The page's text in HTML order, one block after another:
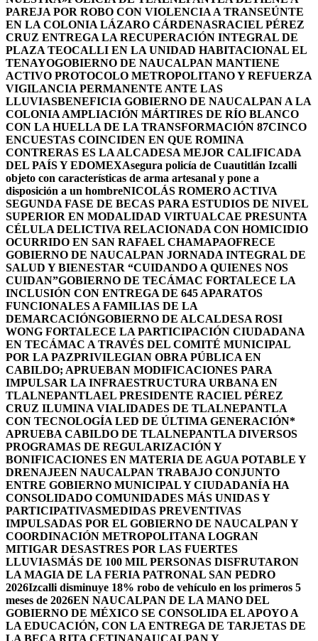
PAREJA POR ROBO CON VIOLENCIA A TRANSEÚNTE
EN LA COLONIA LÁZARO CÁRDENASRACIEL PÉREZ
CRUZ ENTREGA LA RECUPERACIÓN INTEGRAL DE
PLAZA TEOCALLI EN LA UNIDAD HABITACIONAL EL
TENAYOGOBIERNO DE NAUCALPAN MANTIENE
ACTIVO PROTOCOLO METROPOLITANO Y REFUERZA
VIGILANCIA PERMANENTE ANTE LAS
LLUVIASBENEFICIA GOBIERNO DE NAUCALPAN A LA
COLONIA AMPLIACIÓN MÁRTIRES DE RÍO BLANCO
CON LA HUELLA DE LA TRANSFORMACIÓN 87CINCO
ENCUESTAS COINCIDEN EN QUE ROMINA
CONTRERAS ES LA ALCADESA MEJOR CALIFICADA
DEL PAÍS Y EDOMEXAsegura policía de Cuautitlán Izcalli
objeto con características de arma artesanal y pone a
disposición a un hombreNICOLÁS ROMERO ACTIVA
SEGUNDA FASE DE BECAS PARA ESTUDIOS DE NIVEL
SUPERIOR EN MODALIDAD VIRTUALCAE PRESUNTA
CÉLULA DELICTIVA RELACIONADA CON HOMICIDIO
OCURRIDO EN SAN RAFAEL CHAMAPAOFRECE
GOBIERNO DE NAUCALPAN JORNADA INTEGRAL DE
SALUD Y BIENESTAR “CUIDANDO A QUIENES NOS
CUIDAN”GOBIERNO DE TECÁMAC FORTALECE LA
INCLUSIÓN CON ENTREGA DE 645 APARATOS
FUNCIONALES A FAMILIAS DE LA
DEMARCACIÓNGOBIERNO DE ALCALDESA ROSI
WONG FORTALECE LA PARTICIPACIÓN CIUDADANA
EN TECÁMAC A TRAVÉS DEL COMITÉ MUNICIPAL
POR LA PAZPRIVILEGIAN OBRA PÚBLICA EN
CABILDO; APRUEBAN MODIFICACIONES PARA
IMPULSAR LA INFRAESTRUCTURA URBANA EN
TLALNEPANTLAEL PRESIDENTE RACIEL PÉREZ
CRUZ ILUMINA VIALIDADES DE TLALNEPANTLA
CON TECNOLOGÍA LED DE ÚLTIMA GENERACIÓN*
APRUEBA CABILDO DE TLALNEPANTLA DIVERSOS
PROGRAMAS DE REGULARIZACIÓN Y
BONIFICACIONES EN MATERIA DE AGUA POTABLE Y
DRENAJEEN NAUCALPAN TRABAJO CONJUNTO
ENTRE GOBIERNO MUNICIPAL Y CIUDADANÍA HA
CONSOLIDADO COMUNIDADES MÁS UNIDAS Y
PARTICIPATIVASMEDIDAS PREVENTIVAS
IMPULSADAS POR EL GOBIERNO DE NAUCALPAN Y
COORDINACIÓN METROPOLITANA LOGRAN
MITIGAR DESASTRES POR LAS FUERTES
LLUVIASMÁS DE 100 MIL PERSONAS DISFRUTARON
LA MAGIA DE LA FERIA PATRONAL SAN PEDRO
2026Izcalli disminuye 18% robo de vehículo en los primeros 5
meses de 2026EN NAUCALPAN DE LA MANO DEL
GOBIERNO DE MÉXICO SE CONSOLIDA EL APOYO A
LA EDUCACIÓN, CON LA ENTREGA DE TARJETAS DE
LA BECA RITA CETINANAUCALPAN Y